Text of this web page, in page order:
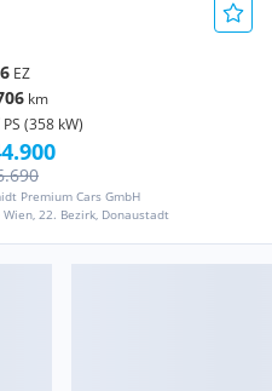
EZ
km
PS (358 kW)
Premium Cars GmbH
Wien, 22. Bezirk, Donaustadt